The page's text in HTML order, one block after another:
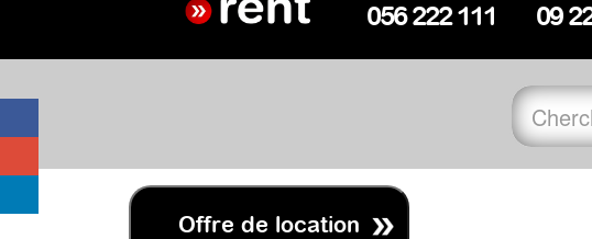
056 222 111
09
Offre de location